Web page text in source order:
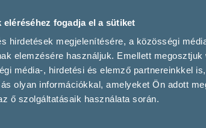
fogadja el a sütiket
hirdetések megjelenítésére, a közösségi
elemzésére használjuk. Emellett megosztjuk
média-, hirdetési és elemző partnereinkkel
olyan információkkal, amelyeket Ön adott
ő szolgáltatásaik használata során.
us